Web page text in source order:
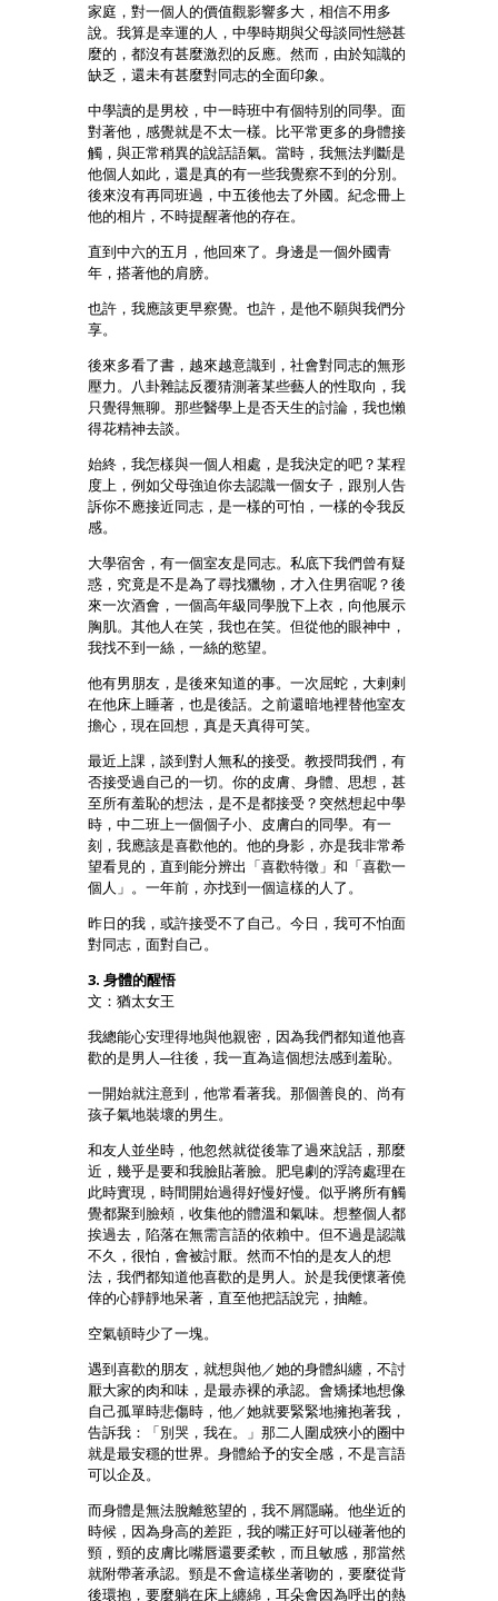
家庭，對一個人的價值觀影響多大，相信不用多
說。我算是幸運的人，中學時期與父母談同性戀甚
麼的，都沒有甚麼激烈的反應。然而，由於知識的
缺乏，還未有甚麼對同志的全面印象。
中學讀的是男校，中一時班中有個特別的同學。面
對著他，感覺就是不太一樣。比平常更多的身體接
觸，與正常稍異的說話語氣。當時，我無法判斷是
他個人如此，還是真的有一些我覺察不到的分別。
後來沒有再同班過，中五後他去了外國。紀念冊上
他的相片，不時提醒著他的存在。
直到中六的五月，他回來了。身邊是一個外國青
年，搭著他的肩膀。
也許，我應該更早察覺。也許，是他不願與我們分
享。
後來多看了書，越來越意識到，社會對同志的無形
壓力。八卦雜誌反覆猜測著某些藝人的性取向，我
只覺得無聊。那些醫學上是否天生的討論，我也懶
得花精神去談。
始終，我怎樣與一個人相處，是我決定的吧？某程
度上，例如父母強迫你去認識一個女子，跟別人告
訴你不應接近同志，是一樣的可怕，一樣的令我反
感。
大學宿舍，有一個室友是同志。私底下我們曾有疑
惑，究竟是不是為了尋找獵物，才入住男宿呢？後
來一次酒會，一個高年級同學脫下上衣，向他展示
胸肌。其他人在笑，我也在笑。但從他的眼神中，
我找不到一絲，一絲的慾望。
他有男朋友，是後來知道的事。一次屈蛇，大剌剌
在他床上睡著，也是後話。之前還暗地裡替他室友
擔心，現在回想，真是天真得可笑。
最近上課，談到對人無私的接受。教授問我們，有
否接受過自己的一切。你的皮膚、身體、思想，甚
至所有羞恥的想法，是不是都接受？突然想起中學
時，中二班上一個個子小、皮膚白的同學。有一
刻，我應該是喜歡他的。他的身影，亦是我非常希
望看見的，直到能分辨出「喜歡特徵」和「喜歡一
個人」。一年前，亦找到一個這樣的人了。
昨日的我，或許接受不了自己。今日，我可不怕面
對同志，面對自己。
3. 身體的醒悟
文：猶太女王
我總能心安理得地與他親密，因為我們都知道他喜
歡的是男人─往後，我一直為這個想法感到羞恥。
一開始就注意到，他常看著我。那個善良的、尚有
孩子氣地裝壞的男生。
和友人並坐時，他忽然就從後靠了過來說話，那麼
近，幾乎是要和我臉貼著臉。肥皂劇的浮誇處理在
此時實現，時間開始過得好慢好慢。似乎將所有觸
覺都聚到臉頰，收集他的體溫和氣味。想整個人都
挨過去，陷落在無需言語的依賴中。但不過是認識
不久，很怕，會被討厭。然而不怕的是友人的想
法，我們都知道他喜歡的是男人。於是我便懷著僥
倖的心靜靜地呆著，直至他把話說完，抽離。
空氣頓時少了一塊。
遇到喜歡的朋友，就想與他／她的身體糾纏，不討
厭大家的肉和味，是最赤裸的承認。會矯揉地想像
自己孤單時悲傷時，他／她就要緊緊地擁抱著我，
告訴我：「別哭，我在。」那二人圍成狹小的圈中
就是最安穩的世界。身體給予的安全感，不是言語
可以企及。
而身體是無法脫離慾望的，我不屑隱瞞。他坐近的
時候，因為身高的差距，我的嘴正好可以碰著他的
頸，頸的皮膚比嘴唇還要柔軟，而且敏感，那當然
就附帶著承認。頸是不會這樣坐著吻的，要麼從背
後環抱，要麼躺在床上纏綿，耳朵會因為呼出的熱